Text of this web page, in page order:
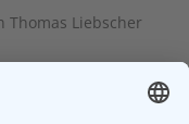
Thomas Liebscher
mit mir ist iseit
zu finden. Es